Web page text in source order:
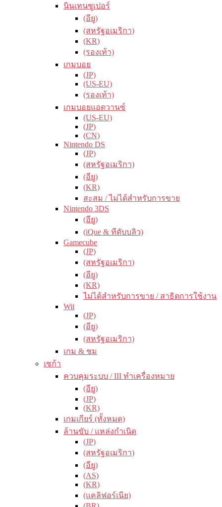
นินเทนซูเปอร์
(อียู)
(สหรัฐอเมริกา)
(KR)
(รองเท้า)
เกมบอย
(JP)
(US-EU)
(รองเท้า)
เกมบอยแอดวานซ์
(US-EU)
(JP)
(CN)
Nintendo DS
(JP)
(สหรัฐอเมริกา)
(อียู)
(KR)
สะสม / ไม่ได้สำหรับการขาย
Nintendo 3DS
(อียู)
(iQue & ทีดับบลิว)
Gamecube
(JP)
(สหรัฐอเมริกา)
(อียู)
(KR)
ไม่ได้สำหรับการขาย / สาธิตการใช้งาน
Wii
(JP)
(อียู)
(สหรัฐอเมริกา)
เกม & ชม
เซก้า
ควบคุมระบบ / III ทำเครื่องหมาย
(อียู)
(JP)
(KR)
เกมเกียร์ (ทั้งหมด)
ล้านขับ / แหล่งกำเนิด
(JP)
(สหรัฐอเมริกา)
(อียู)
(AS)
(KR)
(แคลิฟอร์เนีย)